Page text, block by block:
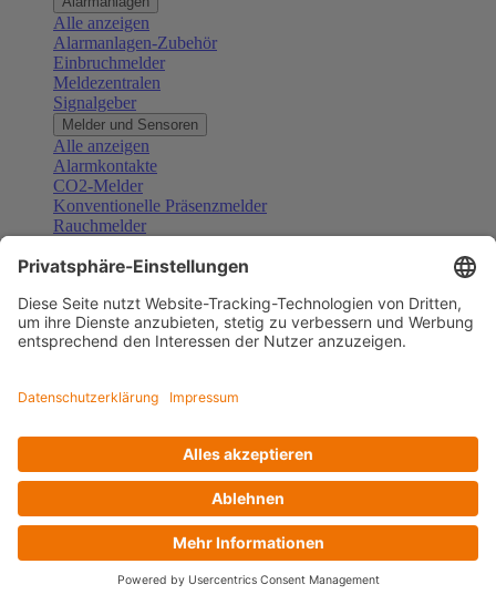
Alle anzeigen
Alarmanlagen-Zubehör
Einbruchmelder
Meldezentralen
Signalgeber
Melder und Sensoren
Alle anzeigen
Alarmkontakte
CO2-Melder
Konventionelle Präsenzmelder
Rauchmelder
Gefahrenmelder
Türsprechanlagen
Alle anzeigen
Außenstationen
Klingeltaster und Gongs
Sprechanlagen-Sets
Zubehör Türkommunikation
Videoüberwachung
Zubehör Videoüberwachung
Alle anzeigen